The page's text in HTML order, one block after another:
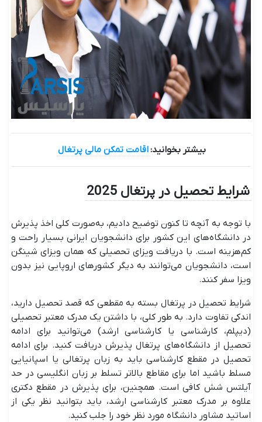
بیشتر بخوانید:اقامت تمکن مالی پرتغال
شرایط تحصیل در پرتغال 2025
با توجه به آنچه تا کنون توضیح دادیم، به‌صورت کلی اخذ پذیرش
در دانشگاه‌های این کشور برای دانشجویان ایرانی بسیار راحت و
کم‌هزینه است. با دریافت ویزای تحصیلی که همان ویزای شینگن
است، دانشجویان می‌توانند به دیگر کشورهای اروپایی نیز بدون
ویزا سفر کنند.
شرایط تحصیل در پرتغال بسته به مقطعی که قصد تحصیل دارید،
اندکی تفاوت دارد. به طور کلی، با داشتن یک مدرک معتبر تحصیلی
(دیپلم، کارشناسی یا کارشناسی ارشد) می‌توانید برای ادامه
تحصیل از دانشگاه‌های پرتغال پذیرش دریافت کنید. برای ادامه
تحصیل در مقطع کارشناسی باید به زبان پرتغالی یا اسپانیایی
مسلط باشید اما برای مقاطع بالاتر تسلط بر زبان انگلیسی در حد
آیلتس شش کافی است. همچنین، برای پذیرش در مقطع دکتری
علاوه بر مدرک معتبر کارشناسی ارشد، باید بتوانید نظر یکی از
اساتید مشاور دانشگاه مورد نظر خود را جلب کنید.